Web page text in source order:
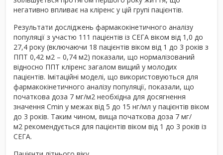
негативно впливає на кліренс у цій групі пацієнтів.
Результати досліджень фармакокінетичного аналізу
популяції з участю 111 пацієнтів із СЕГА віком від 1,0 до
27,4 року (включаючи 18 пацієнтів віком від 1 до 3 років з
ППТ 0,42 м2 – 0,74 м2) показали, що нормалізований
відносно ППТ кліренс загалом вищий у молодих
пацієнтів. Імітаційні моделі, що використовуються для
фармакокінетичного аналізу популяції, показали, що
початкова доза 7 мг/м2 необхідна для досягнення
значення Cmin у межах від 5 до 15 нг/мл у пацієнтів віком
до 3 років. Таким чином, вища початкова доза 7 мг/
м2 рекомендується для пацієнтів віком від 1 до 3 років із
СЕГА.